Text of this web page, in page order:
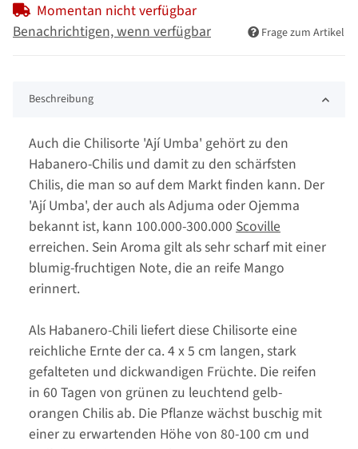
Momentan nicht verfügbar
Benachrichtigen, wenn verfügbar
Frage zum Artikel
Beschreibung
Auch die Chilisorte 'Ají Umba' gehört zu den
Habanero-Chilis und damit zu den schärfsten
Chilis, die man so auf dem Markt finden kann. Der
'Ají Umba', der auch als Adjuma oder Ojemma
bekannt ist, kann 100.000-300.000 Scoville
erreichen. Sein Aroma gilt als sehr scharf mit einer
blumig-fruchtigen Note, die an reife Mango
erinnert.
Als Habanero-Chili liefert diese Chilisorte eine
reichliche Ernte der ca. 4 x 5 cm langen, stark
gefalteten und dickwandigen Früchte. Die reifen
in 60 Tagen von grünen zu leuchtend gelb-
orangen Chilis ab. Die Pflanze wächst buschig mit
einer zu erwartenden Höhe von 80-100 cm und